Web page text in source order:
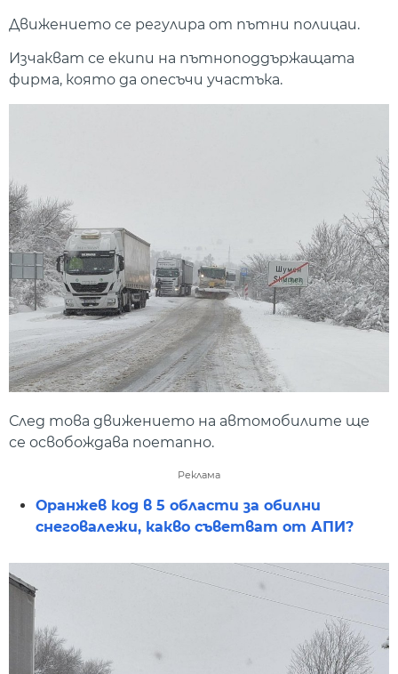
Движението се регулира от пътни полицаи.
Изчакват се екипи на пътноподдържащата
фирма, която да опесъчи участъка.
След това движението на автомобилите ще
се освобождава поетапно.
Реклама
Оранжев код в 5 области за обилни
снеговалежи, какво съветват от АПИ?